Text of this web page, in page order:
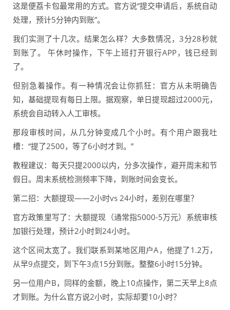
这是便荔卡包最常用的方式。官方说“提交申请后，系统自动
处理，预计5分钟内到账”。
我们实测了十几次。结果怎么样？大多数情况，3分28秒就
到账了。 午休时操作，下午上班打开银行APP，钱已经到
了。
但别急着操作。有一种情况会让你抓狂：官方从未明确告
知，基础提现有每日上限。据观察，单日提现超过2000元，
系统会自动转入人工审核。
那段审核时间，从几分钟变成几个小时。有个用户跟我吐
槽：“提了2500，等了6小时才到。”
教程建议：每天只提2000以内，分多次操作，避开周末和节
假日。周末系统检测频率下降，到账时间会变长。
第二招：大额提现——2小时vs 24小时，差别在哪里？
官方政策里写了：大额提现（通常指5000-5万元）系统审核
加银行处理，预计2小时到24小时。
这个区间太宽了。我们联系到某地区用户A，他提了1.2万，
从早9点提交，到下午3点15分到账。整整6小时15分钟。
另一位用户B，同样的金额，晚上10点操作，第二天早上8点
才到账。为什么官方说2小时，实际却要10小时？